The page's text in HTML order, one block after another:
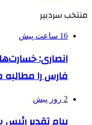
منتخب سردبیر
16 ساعت پیش
انصاری:
فارس را
2 روز پیش